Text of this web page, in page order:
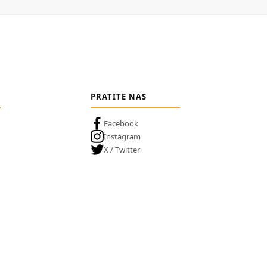
PRATITE NAS
Facebook
Instagram
X / Twitter